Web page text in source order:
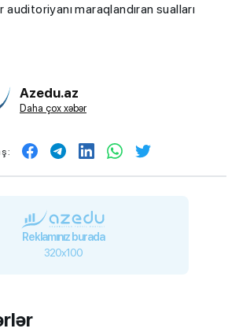
maraqlandıran sualları
Azedu.az
Daha çox xəbər
Reklamınız burada
320x100